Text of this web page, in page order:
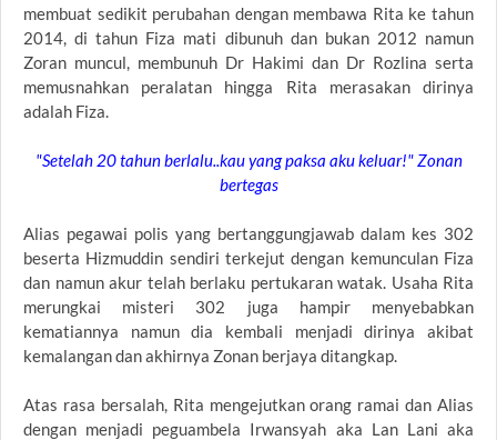
membuat sedikit perubahan dengan membawa Rita ke tahun
2014, di tahun Fiza mati dibunuh dan bukan 2012 namun
Zoran muncul, membunuh Dr Hakimi dan Dr Rozlina serta
memusnahkan peralatan hingga Rita merasakan dirinya
adalah Fiza.
"Setelah 20 tahun berlalu..kau yang paksa aku keluar!" Zonan
bertegas
Alias pegawai polis yang bertanggungjawab dalam kes 302
beserta Hizmuddin sendiri terkejut dengan kemunculan Fiza
dan namun akur telah berlaku pertukaran watak. Usaha Rita
merungkai misteri 302 juga hampir menyebabkan
kematiannya namun dia kembali menjadi dirinya akibat
kemalangan dan akhirnya Zonan berjaya ditangkap.
Atas rasa bersalah, Rita mengejutkan orang ramai dan Alias
dengan menjadi peguambela Irwansyah aka Lan Lani aka